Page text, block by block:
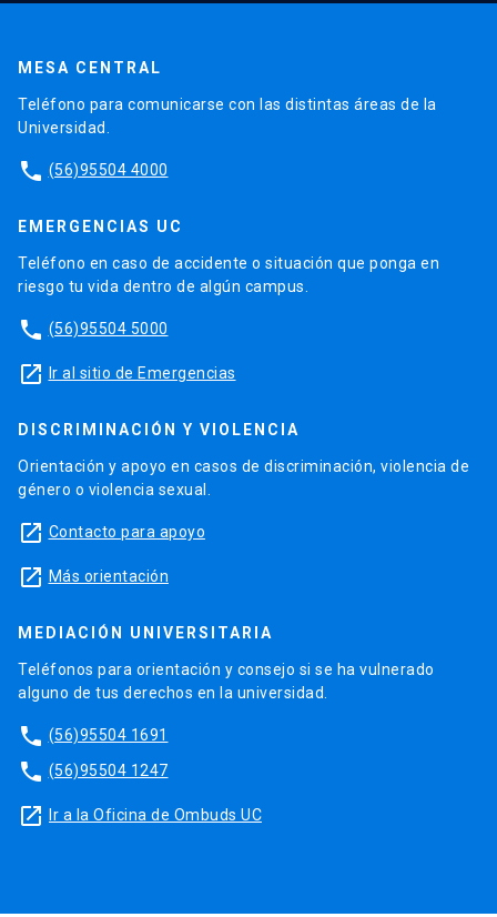
MESA CENTRAL
Teléfono para comunicarse con las distintas áreas de la
Universidad.
phone (56)95504 4000
EMERGENCIAS UC
Teléfono en caso de accidente o situación que ponga en
riesgo tu vida dentro de algún campus.
phone (56)95504 5000
launch Ir al sitio de Emergencias
DISCRIMINACIÓN Y VIOLENCIA
Orientación y apoyo en casos de discriminación, violencia de
género o violencia sexual.
launch Contacto para apoyo
launch Más orientación
MEDIACIÓN UNIVERSITARIA
Teléfonos para orientación y consejo si se ha vulnerado
alguno de tus derechos en la universidad.
phone (56)95504 1691
phone (56)95504 1247
launch Ir a la Oficina de Ombuds UC